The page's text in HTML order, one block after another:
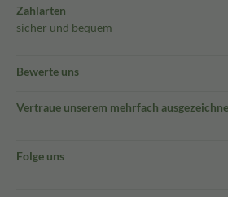
Zahlarten
sicher und bequem
Bewerte uns
Vertraue unserem mehrfach
Folge uns